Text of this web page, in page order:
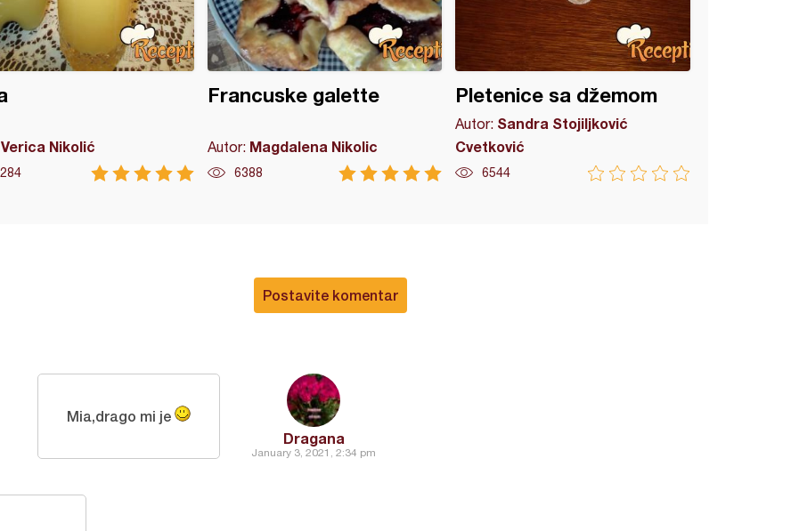
Verica Nikolić
Francuske galette
Autor: Magdalena Nikolic
6388
Pletenice sa džemom
Autor: Sandra Stojiljković
Cvetković
6544
Postavite komentar
Dragana
January 3, 2021, 2:34 pm
Mia,drago mi je